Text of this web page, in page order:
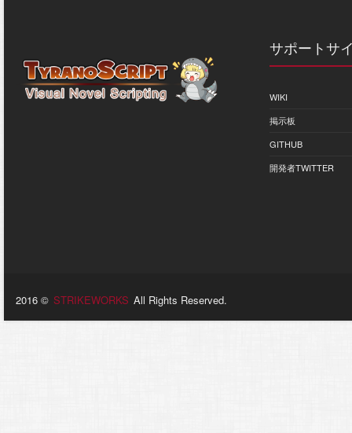
サポートサ
WIKI
掲示板
GITHUB
開発者TWITTER
2016 © STRIKEWORKS All Rights Reserved.